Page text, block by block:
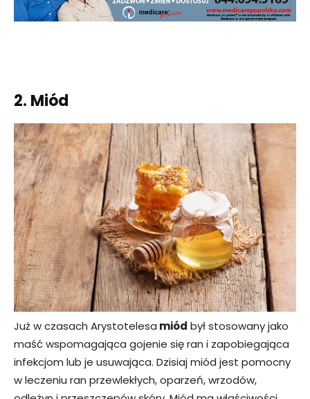
2. Miód
Już w czasach Arystotelesa miód był stosowany jako
maść wspomagająca gojenie się ran i zapobiegająca
infekcjom lub je usuwająca. Dzisiaj miód jest pomocny
w leczeniu ran przewlekłych, oparzeń, wrzodów,